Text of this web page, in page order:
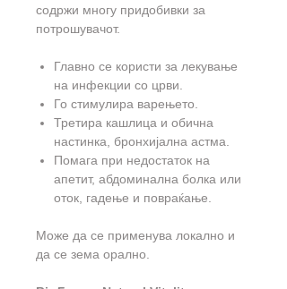
содржи многу придобивки за
потрошувачот.
Главно се користи за лекување
на инфекции со црви.
Го стимулира варењето.
Третира кашлица и обична
настинка, бронхијална астма.
Помага при недостаток на
апетит, абдоминална болка или
оток, гадење и повраќање.
Може да се применува локално и
да се зема орално.